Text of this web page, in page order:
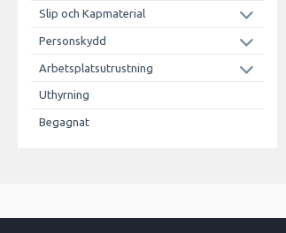
Slip och Kapmaterial
Personskydd
Arbetsplatsutrustning
Uthyrning
Begagnat